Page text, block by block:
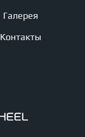
Галерея
Контакты